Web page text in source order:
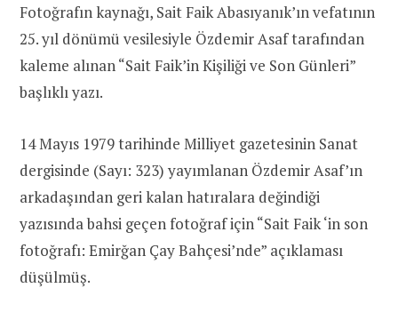
Fotoğrafın kaynağı, Sait Faik Abasıyanık’ın vefatının
25. yıl dönümü vesilesiyle Özdemir Asaf tarafından
kaleme alınan “Sait Faik’in Kişiliği ve Son Günleri”
başlıklı yazı.
14 Mayıs 1979 tarihinde Milliyet gazetesinin Sanat
dergisinde (Sayı: 323) yayımlanan Özdemir Asaf’ın
arkadaşından geri kalan hatıralara değindiği
yazısında bahsi geçen fotoğraf için “Sait Faik ‘in son
fotoğrafı: Emirğan Çay Bahçesi’nde” açıklaması
düşülmüş.